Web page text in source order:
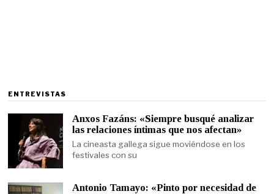
ENTREVISTAS
Anxos Fazáns: «Siempre busqué analizar
las relaciones íntimas que nos afectan»
La cineasta gallega sigue moviéndose en los
festivales con su
Antonio Tamayo: «Pinto por necesidad de